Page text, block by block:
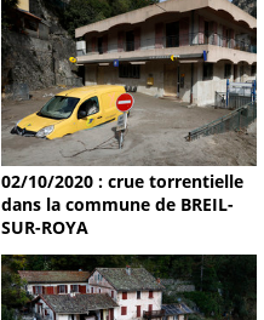
02/10/2020 : crue torrentielle
dans la commune de BREIL-
SUR-ROYA